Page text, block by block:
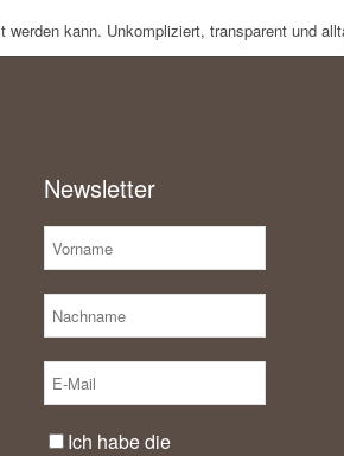
kann. Unkompliziert, transparent und
Newsletter
Ich habe die